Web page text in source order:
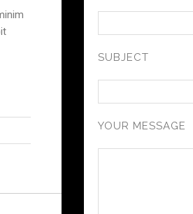
SUBJECT
YOUR MESSAGE